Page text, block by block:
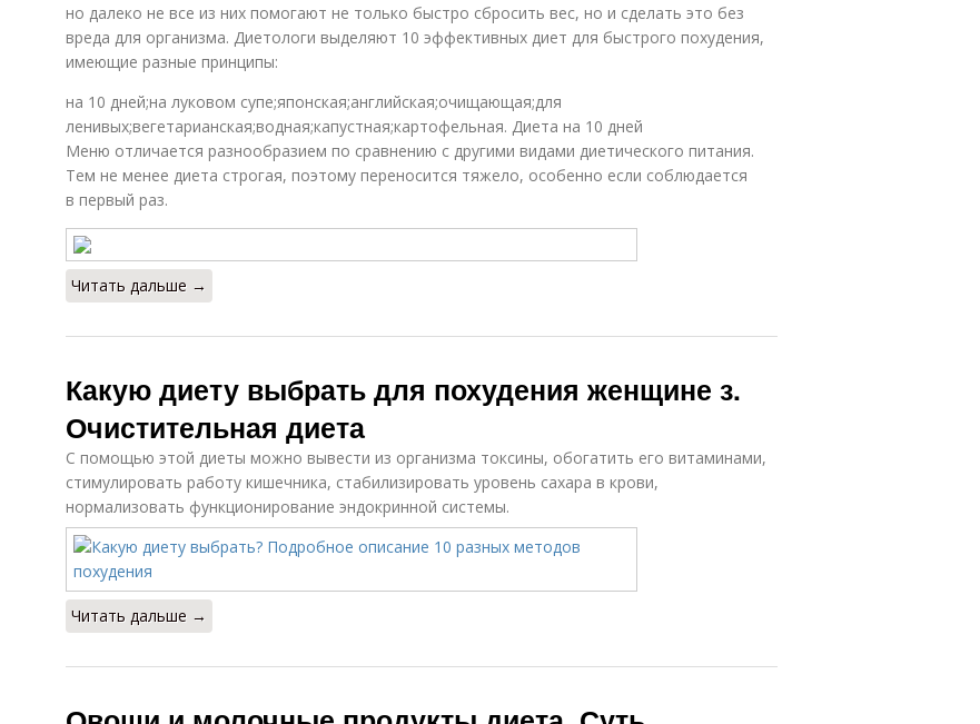
но далеко не все из них помогают не только быстро сбросить вес, но и сделать это без
вреда для организма. Диетологи выделяют 10 эффективных диет для быстрого похудения,
имеющие разные принципы:
на 10 дней;на луковом супе;японская;английская;очищающая;для
ленивых;вегетарианская;водная;капустная;картофельная. Диета на 10 дней
Меню отличается разнообразием по сравнению с другими видами диетического питания.
Тем не менее диета строгая, поэтому переносится тяжело, особенно если соблюдается
в первый раз.
Читать дальше →
Какую диету выбрать для похудения женщине з.
Очистительная диета
С помощью этой диеты можно вывести из организма токсины, обогатить его витаминами,
стимулировать работу кишечника, стабилизировать уровень сахара в крови,
нормализовать функционирование эндокринной системы.
Читать дальше →